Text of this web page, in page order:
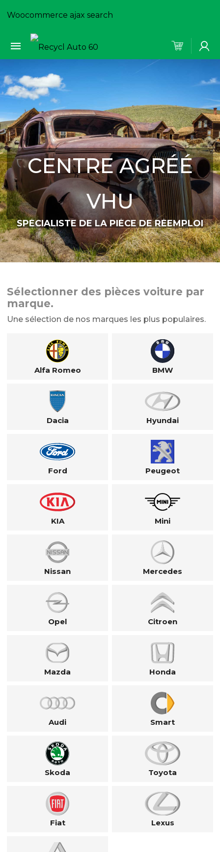
Woocommerce ajax search
CENTRE AGRÉÉ
VHU
SPÉCIALISTE DE LA PIÈCE DE RÉEMPLOI
Sélectionner des pièces voiture par
marque.
Une sélection de nos marques les plus populaires.
Alfa Romeo BMW
Dacia Hyundai
Ford Peugeot
KIA Mini
Nissan Mercedes
Opel Citroen
Mazda Honda
Audi Smart
Skoda Toyota
Fiat Lexus